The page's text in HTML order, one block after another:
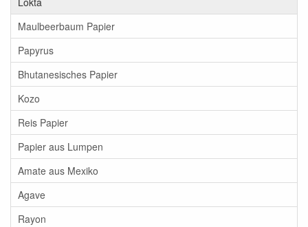
Maulbeerbaum Papier
Papyrus
Bhutanesisches Papier
Kozo
Reis Papier
Papier aus Lumpen
Amate aus Mexiko
Agave
Rayon